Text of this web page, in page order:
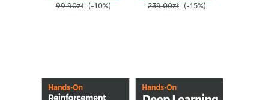
99.90zł (-10%) 239.00zł (-15%)